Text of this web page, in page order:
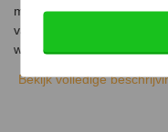
meerdere kamers gaat.
van een doorvoer in een
waardoor deze aan de
Bekijk volledige